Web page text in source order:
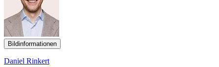
Bildinformationen
Daniel Rinkert